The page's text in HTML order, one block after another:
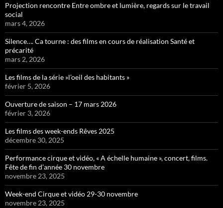
Projection rencontre Entre ombre et lumière, regards sur le travail
social
mars 4, 2026
Silence…. Ca tourne : des films en cours de réalisation Santé et
précarité
mars 2, 2026
Les films de la série »l’oeil des habitants »
février 5, 2026
Ouverture de saison – 17 mars 2026
février 3, 2026
Les films des week-ends Rêves 2025
décembre 30, 2025
Performance cirque et vidéo, « A échelle humaine », concert, films.
Fête de fin d’année 30 novembre
novembre 23, 2025
Week-end Cirque et vidéo 29-30 novembre
novembre 23, 2025